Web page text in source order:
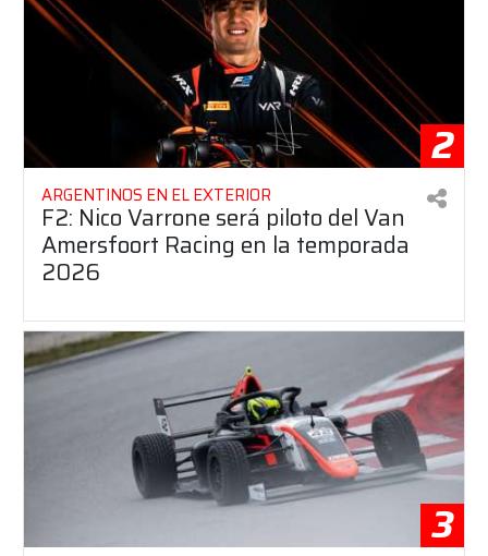
2
ARGENTINOS EN EL EXTERIOR
F2: Nico Varrone será piloto del Van
Amersfoort Racing en la temporada
2026
3